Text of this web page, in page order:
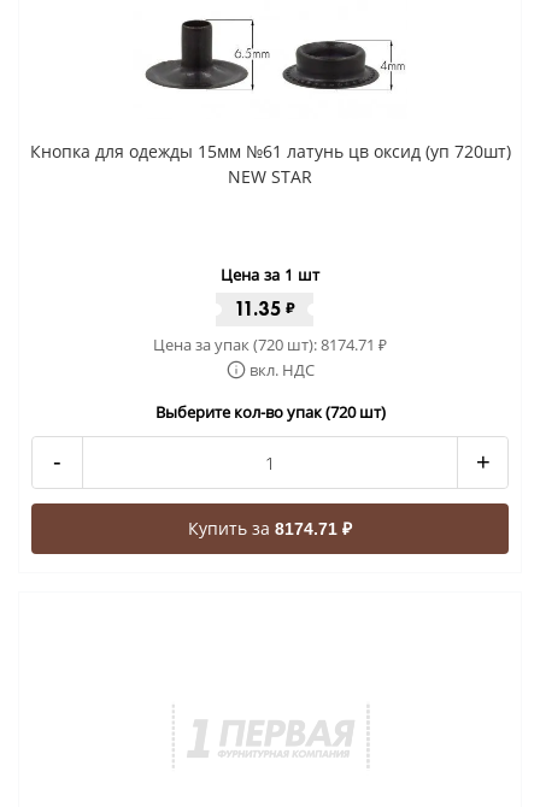
Кнопка для одежды 15мм №61 латунь цв оксид (уп 720шт)
NEW STAR
Цена за 1 шт
11.35 ₽
Цена за упак (720 шт):8174.71 ₽
вкл. НДС
Выберите кол-во упак (720 шт)
- +
Купить за 8174.71 ₽